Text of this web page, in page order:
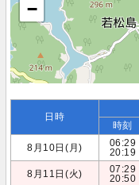
−
日時
時刻
8月10日(月)
06:29
20:19
8月11日(火)
07:29
20:50